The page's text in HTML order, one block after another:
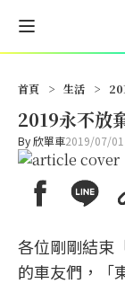
首頁 > 生活 >
2019永不放
By欣單車2019/07/01
各位剛剛結束
的車友們，「